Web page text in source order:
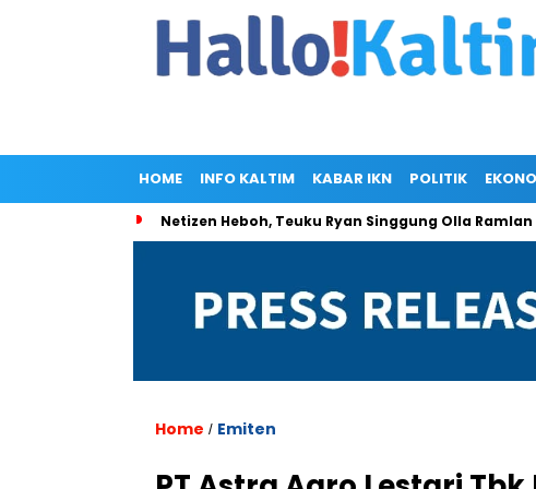
HOME INFO KALTIM KABAR IKN POLITIK
Netizen Heboh, Teuku Ryan Singgung Olla
Home / Emiten